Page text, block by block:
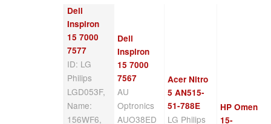
Dell
Inspiron
15 7000
7577
ID: LG
Philips
LGD053F,
Name:
156WF6,
Dell
Inspiron
15 7000
7567
AU
Optronics
AUO38ED
Acer Nitro
5 AN515-
51-788E
LG Philips
HP Omen
15-